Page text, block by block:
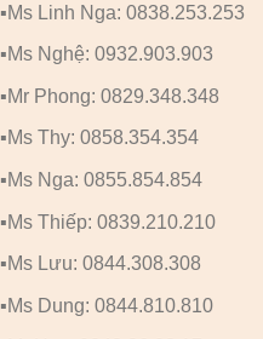
▪️Ms Linh Nga: 0838.253.253
▪️Ms Nghệ: 0932.903.903
▪️Mr Phong: 0829.348.348
▪️Ms Thy: 0858.354.354
▪️Ms Nga: 0855.854.854
▪️Ms Thiếp: 0839.210.210
▪️Ms Lưu: 0844.308.308
▪️Ms Dung: 0844.810.810